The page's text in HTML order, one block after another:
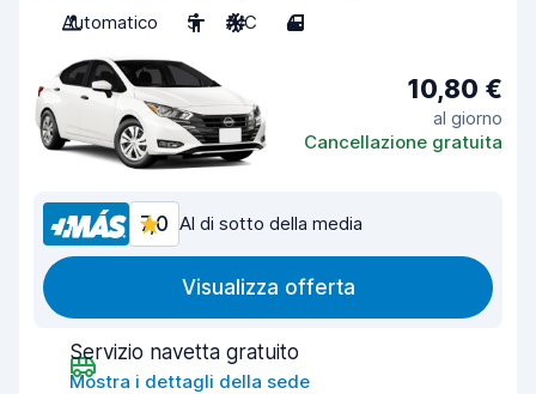
Automatico
5 A/C 4
10,80 €
al giorno
Cancellazione gratuita
7,0 Al di sotto della media
Visualizza offerta
Servizio navetta gratuito
Mostra i dettagli della sede